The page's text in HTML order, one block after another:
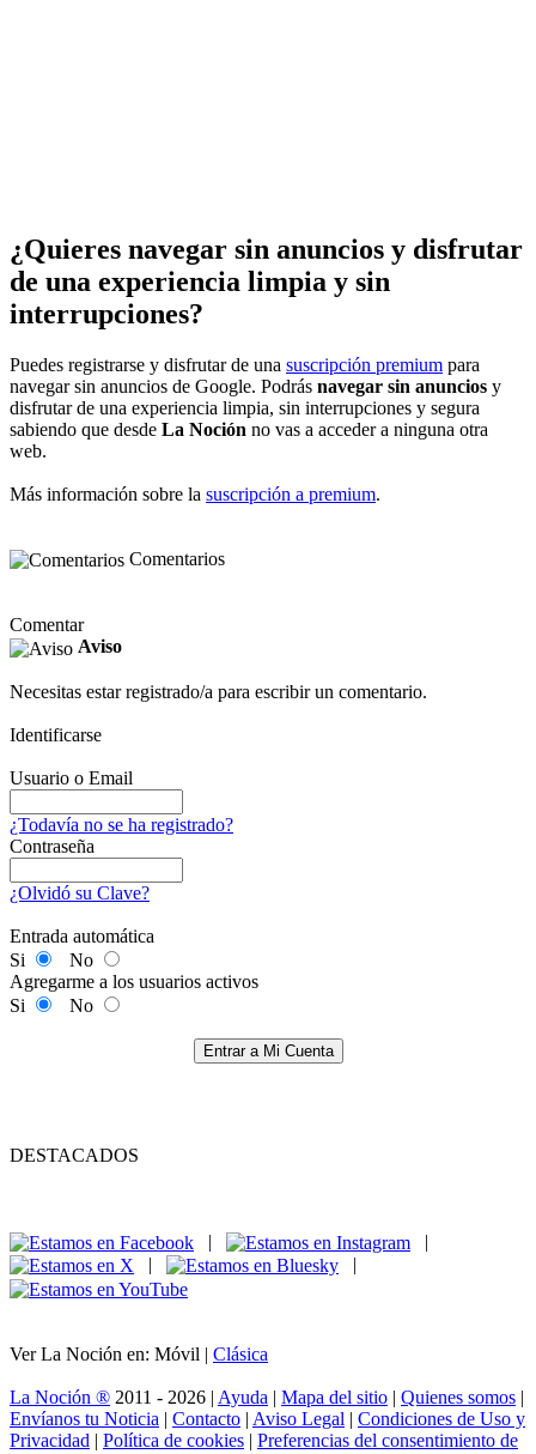
¿Quieres navegar sin anuncios y disfrutar
de una experiencia limpia y sin
interrupciones?
Puedes registrarse y disfrutar de una suscripción premium para
navegar sin anuncios de Google. Podrás navegar sin anuncios y
disfrutar de una experiencia limpia, sin interrupciones y segura
sabiendo que desde La Noción no vas a acceder a ninguna otra
web.
Más información sobre la suscripción a premium.
Comentarios
Comentar
Aviso
Necesitas estar registrado/a para escribir un comentario.
Identificarse
Usuario o Email
¿Todavía no se ha registrado?
Contraseña
¿Olvidó su Clave?
Entrada automática
Si
No
Agregarme a los usuarios activos
Si
No
Entrar a Mi Cuenta
DESTACADOS
|
|
|
|
Ver La Noción en: Móvil | Clásica
La Noción ® 2011 - 2026 | Ayuda | Mapa del sitio | Quienes somos |
Envíanos tu Noticia | Contacto | Aviso Legal | Condiciones de Uso y
Privacidad | Política de cookies | Preferencias del consentimiento de